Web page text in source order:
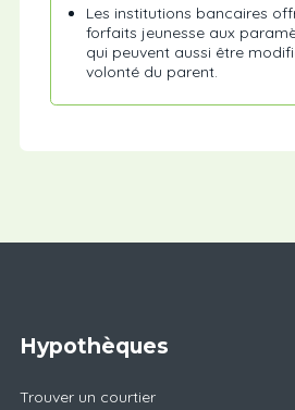
Les institutions bancaires
forfaits jeunesse aux
qui peuvent aussi être
volonté du parent.
Hypothèques
Trouver un courtier